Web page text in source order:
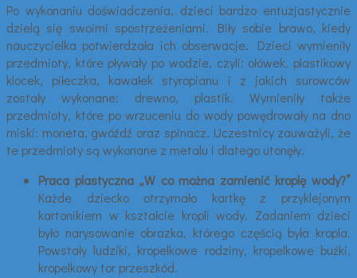
Po wykonaniu doświadczenia, dzieci bardzo entuzjastycznie
dzielą się swoimi spostrzeżeniami. Biły sobie brawo, kiedy
nauczycielka potwierdzała ich obserwacje. Dzieci wymieniły
przedmioty, które pływały po wodzie, czyli: ołówek, plastikowy
klocek, piłeczka, kawałek styropianu i z jakich surowców
zostały wykonane: drewno, plastik. Wymieniły także
przedmioty, które po wrzuceniu do wody powędrowały na dno
miski: moneta, gwóźdź oraz spinacz. Uczestnicy zauważyli, że
te przedmioty są wykonane z metalu i dlatego utonęły.
Praca plastyczna „W co można zamienić kroplę wody?”
Każde dziecko otrzymało kartkę z przyklejonym
kartonikiem w kształcie kropli wody. Zadaniem dzieci
było narysowanie obrazka, którego częścią była kropla.
Powstały ludziki, kropelkowe rodziny, kropelkowe buźki,
kropelkowy tor przeszkód.